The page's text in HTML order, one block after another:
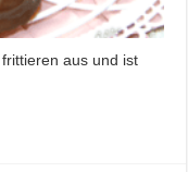
aus und ist